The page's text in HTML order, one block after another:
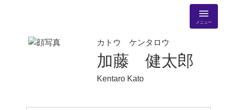
メニュー
カトウ ケンタロウ
加藤 健太郎
Kentaro Kato